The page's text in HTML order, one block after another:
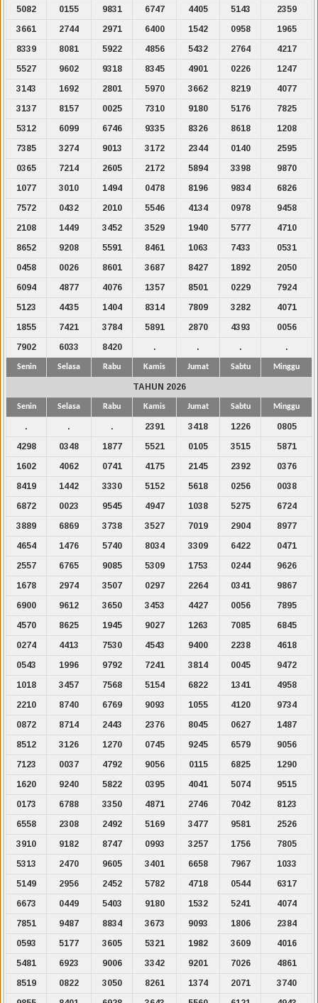
5082
0155 9831 6747 4405 5143
2359
3661
2744 2971 6400 1542 0958
1965
8339
8081 5922 4856 5432 2764
4217
5527
9602 9318 8345 4901 0226
1247
3143
1692 2801 5970 3662 8219
4077
3137
8157 0025 7310 9180 5176
7825
5312
6099 6746 9335 8326 8618
1208
7385
3274 9013 3172 2344 0140
2595
0365
7214 2605 2172 5894 3398
9870
1077
3010 1494 0478 8196 9834
6826
7572
0432 2010 5546 4134 0978
9458
2108
1449 3452 3529 1940 5777
4710
8652
9208 5591 8461 1063 7433
0531
0458
0026 8601 3687 8427 1892
2050
6094
4877 4076 1357 8501 0229
7924
5123
4435 1404 8314 7809 3282
4071
1855
7421 3784 5891 2870 4393
0056
7902
6033 8420 . . . .
Senin Selasa Rabu Kamis Jumat Sabtu Minggu
TAHUN 2026
Senin Selasa Rabu Kamis Jumat Sabtu Minggu
. . . 2391 3418 1226
0805
4298
0348 1877 5521 0105 3515
5871
1602
4062 0741 4175 2145 2392
0376
8419
1442 3330 5152 5618 0256
0038
6872
0023 9545 4947 1038 5275
6724
3889
6869 3738 3527 7019 2904
8977
4654
1476 5740 8034 3309 6422
0471
2557
6765 9085 5309 1753 0244
9626
1678
2974 3507 0297 2264 0341
9867
6900
9612 3650 3453 4427 0056
7895
4570
8625 1945 9027 1263 7085
6845
0274
4413 7530 4543 9400 2238
4618
0543
1996 9792 7241 3814 0045
9472
1018
3457 7568 5154 6822 1341
4958
2210
8740 6769 9093 1055 4120
9734
0872
8714 2443 2376 8045 0627
1487
8512
3126 1270 0745 9245 6579
9056
7123
0037 4792 9056 0115 6825
1290
1620
9240 5822 0395 4041 5074
9515
0173
6788 3350 4871 2746 7042
8123
6558
2308 2492 5169 3477 9581
2526
3910
9182 8747 0993 3257 1756
7805
5313
2470 9605 3401 6658 7967
1033
5149
2956 2452 5782 4718 0544
6317
6673
0449 5403 9180 1532 5241
4074
7851
9487 8834 3673 9093 1806
2384
0593
5177 3605 5321 1982 3609
4016
5481
6923 9006 3342 9201 7026
4861
8519
0822 3050 8261 1374 2071
3740